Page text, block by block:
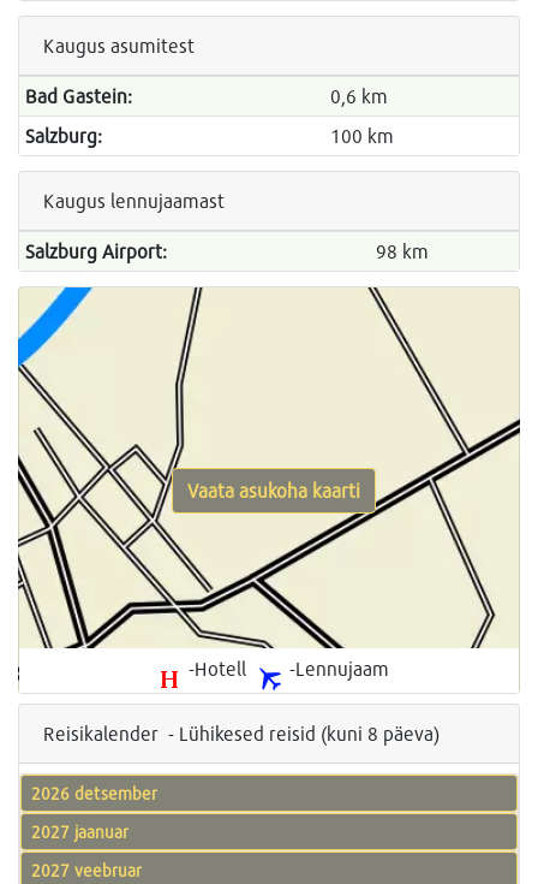
Kaugus asumitest
Bad Gastein:
0,6 km
Salzburg:
100 km
Kaugus lennujaamast
Salzburg Airport: 98 km
-Hotell -Lennujaam
Vaata asukoha kaarti
Reisikalender - Lühikesed reisid (kuni 8 päeva)
2026 detsember
2027 jaanuar
2027 veebruar